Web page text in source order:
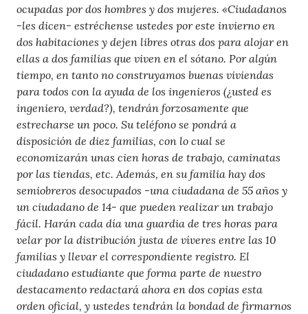
ocupadas por dos hombres y dos mujeres. «Ciudadanos
-les dicen- estréchense ustedes por este invierno en
dos habitaciones y dejen libres otras dos para alojar en
ellas a dos familias que viven en el sótano. Por algún
tiempo, en tanto no construyamos buenas viviendas
para todos con la ayuda de los ingenieros (¿usted es
ingeniero, verdad?), tendrán forzosamente que
estrecharse un poco. Su teléfono se pondrá a
disposición de diez familias, con lo cual se
economizarán unas cien horas de trabajo, caminatas
por las tiendas, etc. Además, en su familia hay dos
semiobreros desocupados -una ciudadana de 55 años y
un ciudadano de 14- que pueden realizar un trabajo
fácil. Harán cada día una guardia de tres horas para
velar por la distribución justa de víveres entre las 10
familias y llevar el correspondiente registro. El
ciudadano estudiante que forma parte de nuestro
destacamento redactará ahora en dos copias esta
orden oficial, y ustedes tendrán la bondad de firmarnos